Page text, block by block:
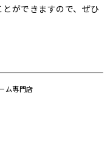
ができますので、ぜひ
ム専門店